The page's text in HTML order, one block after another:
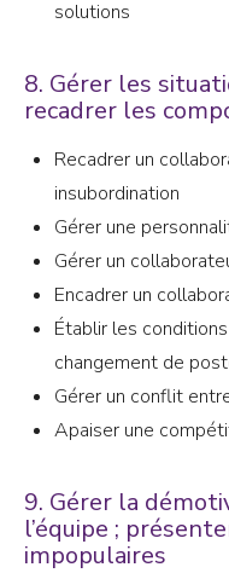
solutions
8. Gérer les
recadrer les
Recadrer un
insubordination
Gérer une
Gérer un
Encadrer un
Établir les conditions
changement de
Gérer un conflit
Apaiser une
9. Gérer la
l’équipe ;
impopulaires